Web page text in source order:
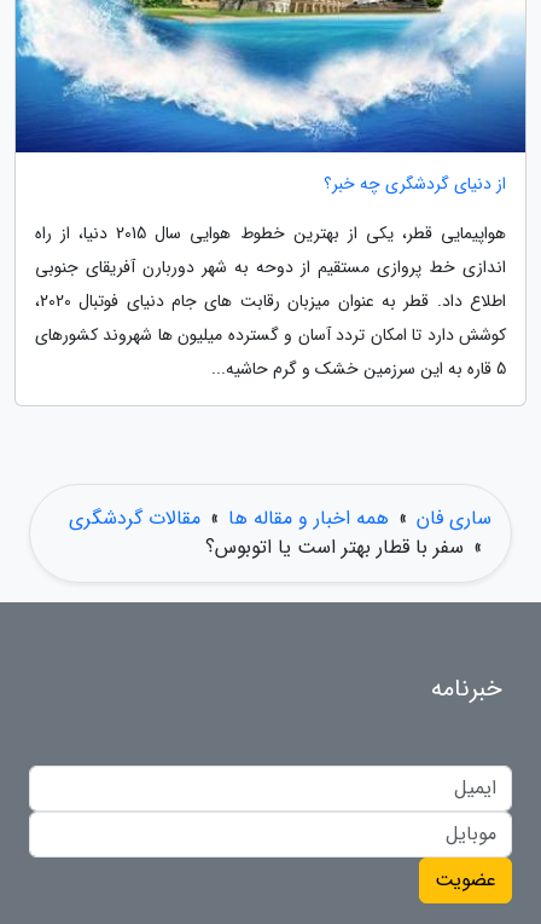
از دنیای گردشگری چه خبر؟
هواپیمایی قطر، یکی از بهترین خطوط هوایی سال 2015 دنیا، از راه
اندازی خط پروازی مستقیم از دوحه به شهر دوربارن آفریقای جنوبی
اطلاع داد. قطر به عنوان میزبان رقابت های جام دنیای فوتبال 2020،
کوشش دارد تا امکان تردد آسان و گسترده میلیون ها شهروند کشورهای
5 قاره به این سرزمین خشک و گرم حاشیه...
ساری فان » همه اخبار و مقاله ها » مقالات گردشگری
» سفر با قطار بهتر است یا اتوبوس؟
خبرنامه
عضویت